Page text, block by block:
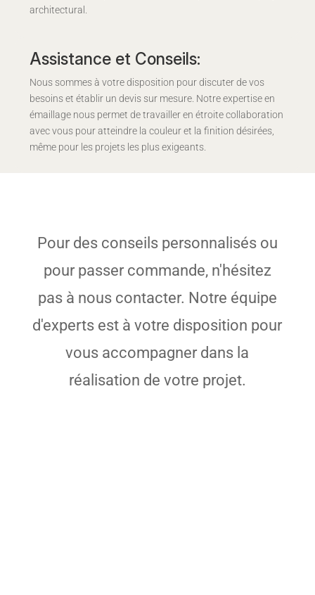
architectural.
Assistance et Conseils:
Nous sommes à votre disposition pour discuter de vos
besoins et établir un devis sur mesure. Notre expertise en
émaillage nous permet de travailler en étroite collaboration
avec vous pour atteindre la couleur et la finition désirées,
même pour les projets les plus exigeants.
Pour des conseils personnalisés ou
pour passer commande, n'hésitez
pas à nous contacter. Notre équipe
d'experts est à votre disposition pour
vous accompagner dans la
réalisation de votre projet.